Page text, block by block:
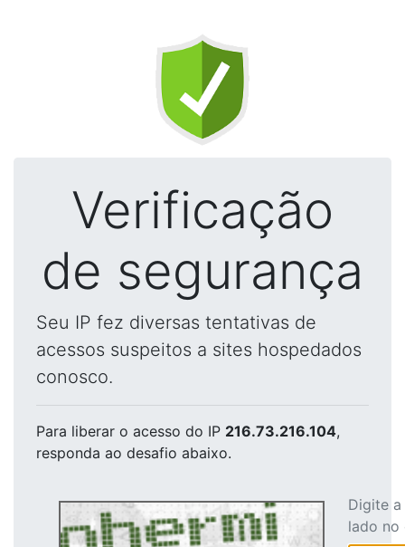
Verificação
de segurança
Seu IP fez diversas tentativas de
acessos suspeitos a sites hospedados
conosco.
Para liberar o acesso do IP 216.73.216.104,
responda ao desafio abaixo.
Digite
lado no